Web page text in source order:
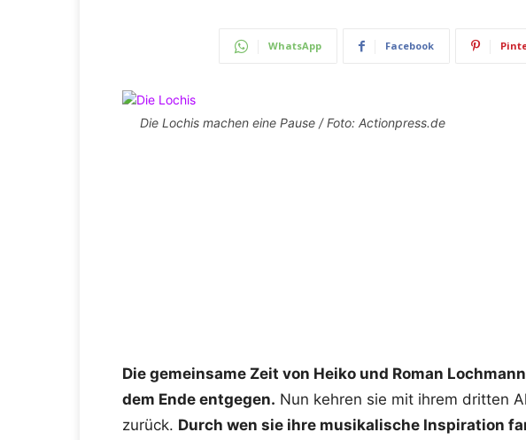
WhatsApp Facebook
Die Lochis machen eine Pause / Foto: Actionpress.de
Die gemeinsame Zeit von Heiko und Roman
dem Ende entgegen. Nun kehren sie mit ihrem dritten
zurück. Durch wen sie ihre musikalische Inspiration